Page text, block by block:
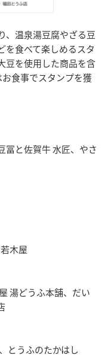
、温泉湯豆腐やざる豆
を食べて楽しめるスタ
豆を使用した商品を含
食事でスタンプを獲
冨と佐賀牛 水匠、やさ
木屋
湯どうふ本舗、だい
とうふのたかはし